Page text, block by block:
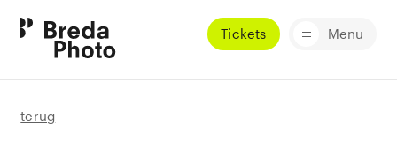
Tickets Menu
terug